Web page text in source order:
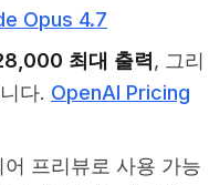
Opus 4.7
최대 출력, 그리
다. OpenAI Pricing
프리뷰로 사용 가능